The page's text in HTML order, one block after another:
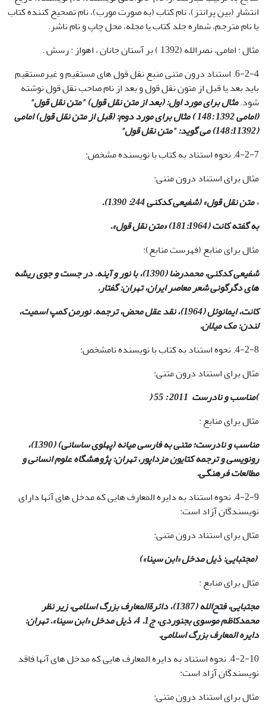
انتشار (بین پرانتز)، نام کتاب (به صورت مورب)، نام تصحیح کننده کتاب
یا نام مترجم، شماره جلد کتاب یا مجله، محل چاپ و نام ناشر.
مثال : امامی، نصرالله (1392 ) بر آستان جانان ، اهواز : رسش .
6-2-4. استناد درون متنی منبع نقل قول های مستقیم و غیرمستقیم
باید بعد یا قبل از متون نقل قول و بعد از نام صاحب نقل قول نوشته
شود.مثال برای مورد اول: (بعد از متن نقل قول) "متن نقل قول"
(امامی 1392 :148 ) مثال برای مورد دوم: (قبل از متن نقل قول) امامی
(148:11392) می گوید: "متن نقل قول
"
4-2-7. نحوه استناد به کتاب با نویسنده مشخص:
مثال برای استناد درون متنی:
«متن نقل قول» (شفیعی کدکنی 244: 1390)
.
به گفته کانت (181:1964) «متن نقل قول
».
مثال برای منابع (فهرست منابع):
شفیعی کدکنی، محمدرضا (1390)، با نور و آینه. در جست و جوی ریشه
های دگرگونی شعر معاصر ایران، تهران: گفتار.
کانت، ایمانوئل (1964)، نقد عقل محض، ترجمه. نورمن کمپ اسمیت،
لندن: مک میلان.
4-2-8. نحوه استناد به کتاب با نویسنده نامشخص:
مثال برای استناد درون متنی:
)مناسب و نادرست
مثال برای منابع :
مناسب و نادرست؛ متنی به فارسی میانه (پهلوی ساسانی) (1390)،
رونویسی و ترجمه کتایون مزداپور، تهران: پژوهشگاه علوم انسانی و
مطالعات فرهنگی.
4-2-9. نحوه استناد به دایره المعارف هایی که مدخل های آنها دارای
نویسندگان آزاد است:
مثال برای استناد درون متنی:
(مجتبایی: ذیل مدخل «ابن سینا»)
مثال برای منابع :
مجتبایی، فتح‌الله (1387)، دائرةالمعارف بزرگ اسلامی، زیر نظر
محمدکاظم موسوی بجنوردی، ج1. 4، ذیل مدخل «ابن سینا». تهران:
دایره المعارف بزرگ اسلامی.
4-2-10. نحوه استناد به دایره المعارف هایی که مدخل های آنها فاقد
نویسندگان آزاد است:
مثال برای استناد درون متنی: